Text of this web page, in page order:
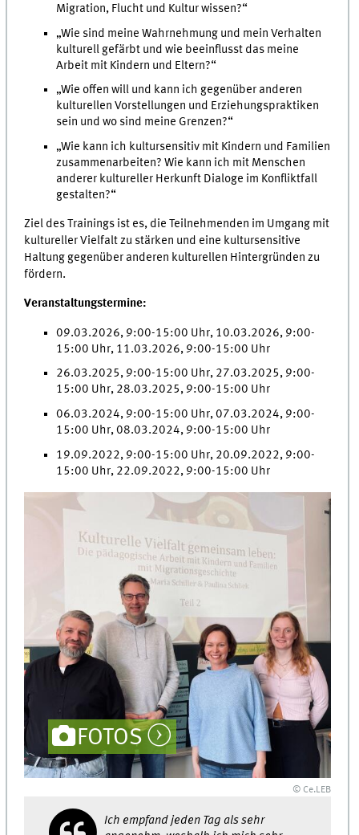
Migration, Flucht und Kultur wissen?“
„Wie sind meine Wahrnehmung und mein Verhalten
kulturell gefärbt und wie beeinflusst das meine
Arbeit mit Kindern und Eltern?“
„Wie offen will und kann ich gegenüber anderen
kulturellen Vorstellungen und Erziehungspraktiken
sein und wo sind meine Grenzen?“
„Wie kann ich kultursensitiv mit Kindern und Familien
zusammenarbeiten? Wie kann ich mit Menschen
anderer kultureller Herkunft Dialoge im Konfliktfall
gestalten?“
Ziel des Trainings ist es, die Teilnehmenden im Umgang mit
kultureller Vielfalt zu stärken und eine kultursensitive
Haltung gegenüber anderen kulturellen Hintergründen zu
fördern.
Veranstaltungstermine:
09.03.2026, 9:00-15:00 Uhr, 10.03.2026, 9:00-
15:00 Uhr, 11.03.2026, 9:00-15:00 Uhr
26.03.2025, 9:00-15:00 Uhr, 27.03.2025, 9:00-
15:00 Uhr, 28.03.2025, 9:00-15:00 Uhr
06.03.2024, 9:00-15:00 Uhr, 07.03.2024, 9:00-
15:00 Uhr, 08.03.2024, 9:00-15:00 Uhr
19.09.2022, 9:00-15:00 Uhr, 20.09.2022, 9:00-
15:00 Uhr, 22.09.2022, 9:00-15:00 Uhr
FOTOS
© Ce.LEB
Ich empfand jeden Tag als sehr